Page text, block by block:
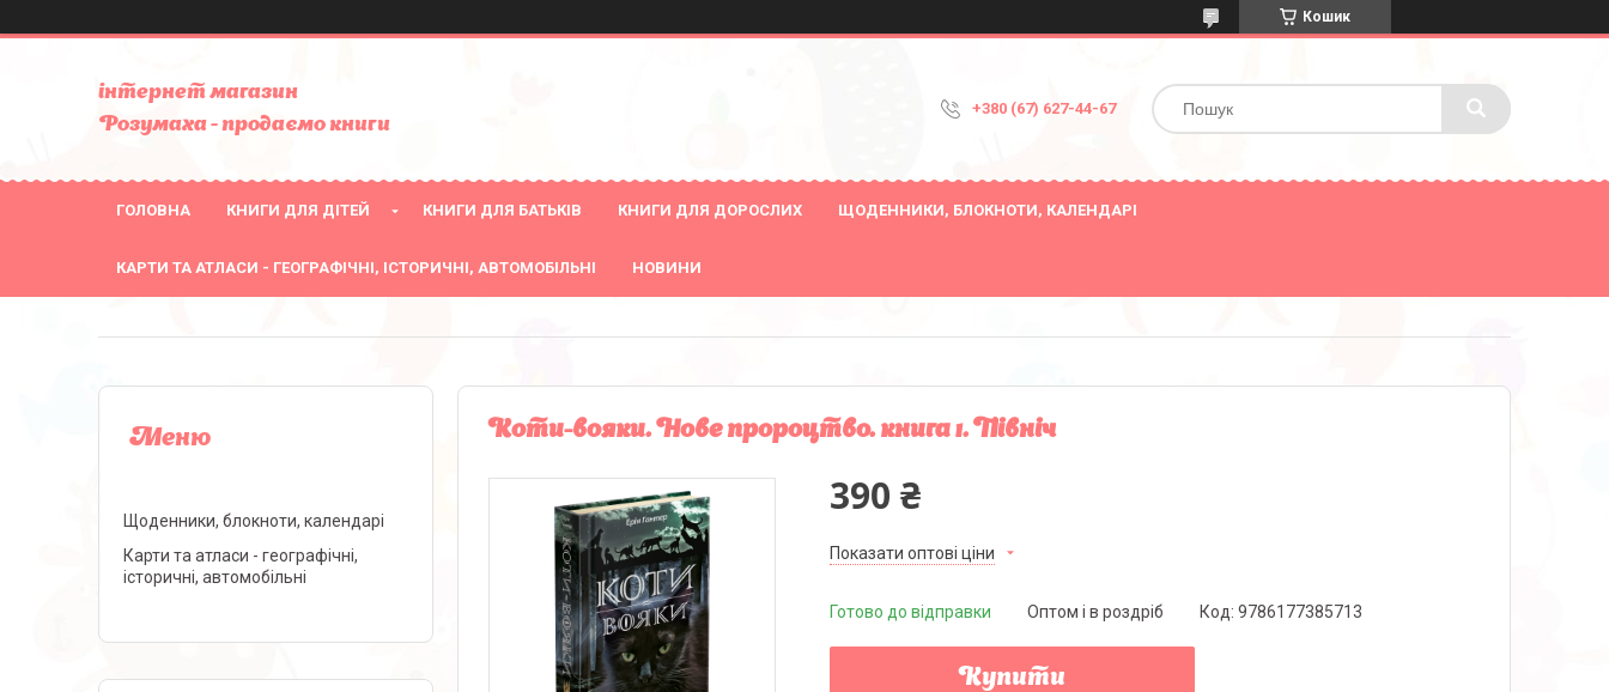
Кошик
інтернет магазин
Розумаха - продаємо книги
+380 (67) 627-44-67
ГОЛОВНА КНИГИ ДЛЯ ДІТЕЙ КНИГИ ДЛЯ БАТЬКІВ КНИГИ ДЛЯ ДОРОСЛИХ ЩОДЕННИКИ, БЛОКНОТИ, КАЛЕНДАРІ
КАРТИ ТА АТЛАСИ - ГЕОГРАФІЧНІ, ІСТОРИЧНІ, АВТОМОБІЛЬНІ НОВИНИ
Коти-вояки. Нове пророцтво. книга 1. Північ
390 ₴
Показати оптові ціни
Готово до відправки Оптом і в роздріб Код: 9786177385713
Купити
Щоденники, блокноти, календарі
Карти та атласи - географічні,
історичні, автомобільні